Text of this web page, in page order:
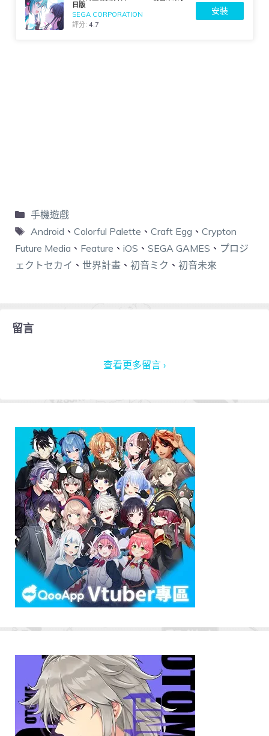
日版
SEGA CORPORATION
評分:4.7
安裝
手機遊戲
Android 、 Colorful Palette 、 Craft Egg 、 Crypton
Future Media 、 Feature 、 iOS 、 SEGA GAMES 、 プロジ
ェクトセカイ 、 世界計畫 、 初音ミク 、 初音未來
留言
查看更多留言 ›